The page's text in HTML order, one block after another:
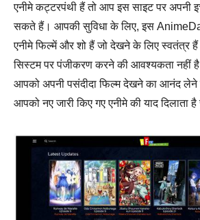
एनीमे कट्टरपंथी हैं तो आप इस साइट पर अपनी
सकते हैं। आपकी सुविधा के लिए, इस
एनीमे फिल्में और शो हैं जो देखने के लिए स्वतंत्र
सिस्टम पर पंजीकरण करने की आवश्यकता नहीं
आपको अपनी पसंदीदा फिल्म देखने का आनंद लेने
आपको नए जारी किए गए एनीमे की याद